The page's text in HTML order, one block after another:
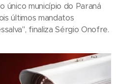
único município do Paraná
últimos mandatos
finaliza Sérgio Onofre.